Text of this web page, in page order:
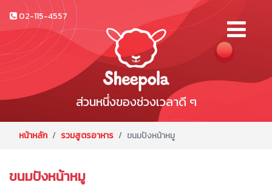
02-115-4557
ส่วนหนึ่งของช่วงเวลาดี ๆ
หน้าหลัก รวมสูตรอาหาร ขนมปังหน้าหมู
ขนมปังหน้าหมู